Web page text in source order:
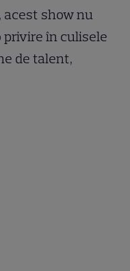
show nu
privire în culisele
de talent,